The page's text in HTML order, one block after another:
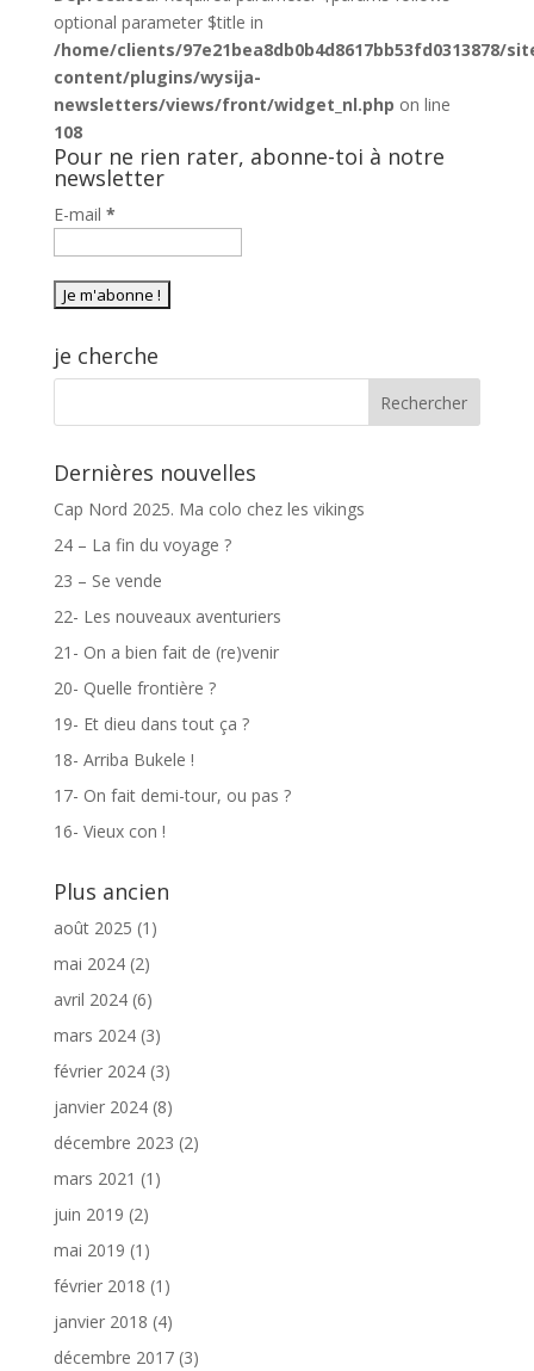
optional parameter $title in
/home/clients/97e21bea8db0b4d8617bb53fd0313878/
content/plugins/wysija-
newsletters/views/front/widget_nl.php on line
108
Pour ne rien rater, abonne-toi à notre
newsletter
E-mail *
je cherche
Dernières nouvelles
Cap Nord 2025. Ma colo chez les vikings
24 – La fin du voyage ?
23 – Se vende
22- Les nouveaux aventuriers
21- On a bien fait de (re)venir
20- Quelle frontière ?
19- Et dieu dans tout ça ?
18- Arriba Bukele !
17- On fait demi-tour, ou pas ?
16- Vieux con !
Plus ancien
août 2025 (1)
mai 2024(2)
avril 2024(6)
mars 2024(3)
février 2024(3)
janvier 2024(8)
décembre 2023 (2)
mars 2021 (1)
juin 2019 (2)
mai 2019 (1)
février 2018 (1)
janvier 2018 (4)
décembre 2017(3)